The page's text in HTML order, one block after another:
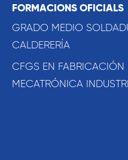
FORMACIONS OFICIALS
GRADO MEDIO
CALDERERÍA
CFGS EN
MECATRÓNICA